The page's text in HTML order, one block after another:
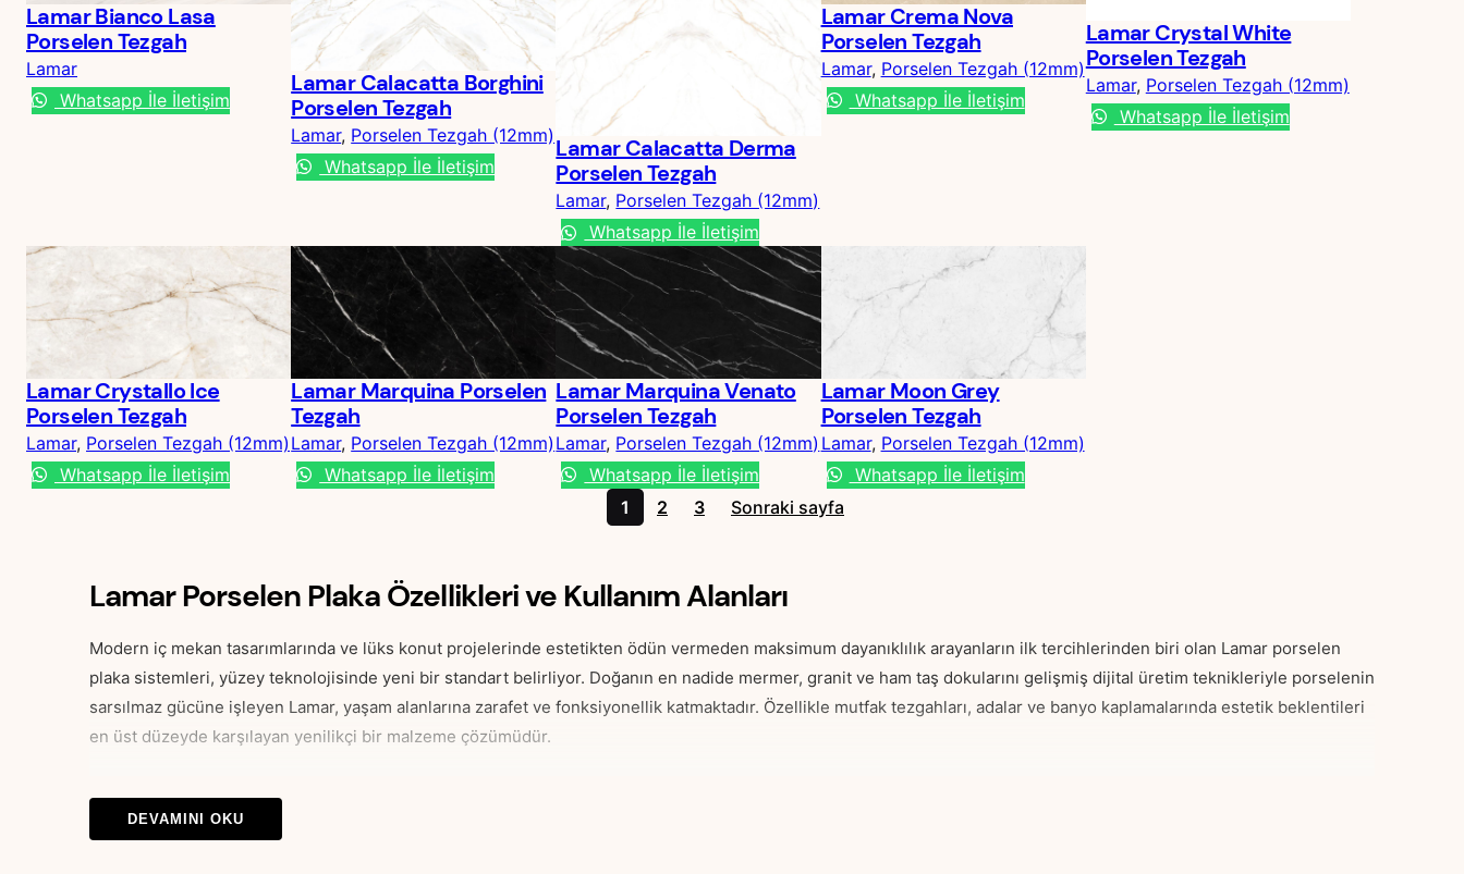
Lamar Bianco Lasa
Porselen Tezgah
Lamar
Whatsapp İle İletişim
Lamar Calacatta Borghini
Porselen Tezgah
Lamar, Porselen Tezgah (12mm)
Whatsapp İle İletişim
Lamar Calacatta Derma
Porselen Tezgah
Lamar, Porselen Tezgah (12mm)
Whatsapp İle İletişim
Lamar Crema Nova
Porselen Tezgah
Lamar, Porselen Tezgah (12mm)
Whatsapp İle İletişim
Lamar Crystal White
Porselen Tezgah
Lamar, Porselen Tezgah (12mm)
Whatsapp İle İletişim
Lamar Crystallo Ice
Porselen Tezgah
Lamar, Porselen Tezgah (12mm)
Whatsapp İle İletişim
Lamar Marquina Porselen
Tezgah
Lamar, Porselen Tezgah (12mm)
Whatsapp İle İletişim
Lamar Marquina Venato
Porselen Tezgah
Lamar, Porselen Tezgah (12mm)
Whatsapp İle İletişim
Lamar Moon Grey
Porselen Tezgah
Lamar, Porselen Tezgah (12mm)
Whatsapp İle İletişim
1
2 3 Sonraki sayfa
Lamar Porselen Plaka Özellikleri ve Kullanım Alanları
Modern iç mekan tasarımlarında ve lüks konut projelerinde estetikten ödün vermeden maksimum dayanıklılık arayanların ilk tercihlerinden biri olan Lamar porselen
plaka sistemleri, yüzey teknolojisinde yeni bir standart belirliyor. Doğanın en nadide mermer, granit ve ham taş dokularını gelişmiş dijital üretim teknikleriyle porselenin
sarsılmaz gücüne işleyen Lamar, yaşam alanlarına zarafet ve fonksiyonellik katmaktadır. Özellikle mutfak tezgahları, adalar ve banyo kaplamalarında estetik beklentileri
en üst düzeyde karşılayan yenilikçi bir malzeme çözümüdür.
Lamar porselen plakalar, ileri endüstriyel standartlarda üretilen homojen yapısı sayesinde doğal taşların gösterdiği kırılganlık, leke kapma ve asit hassasiyeti gibi tüm
DEVAMINI OKU